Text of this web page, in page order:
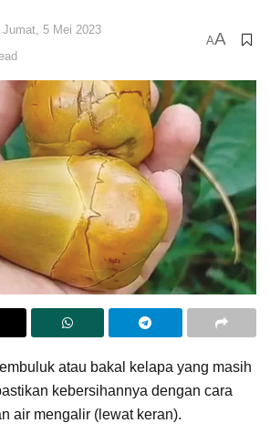
Jumat, 5 Mei 2023
AA
atau bakal kelapa yang masih
kebersihannya dengan cara
air mengalir (lewat keran).